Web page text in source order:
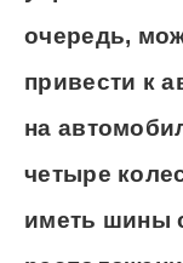
очередь,
привести к
на
четыре
иметь шины